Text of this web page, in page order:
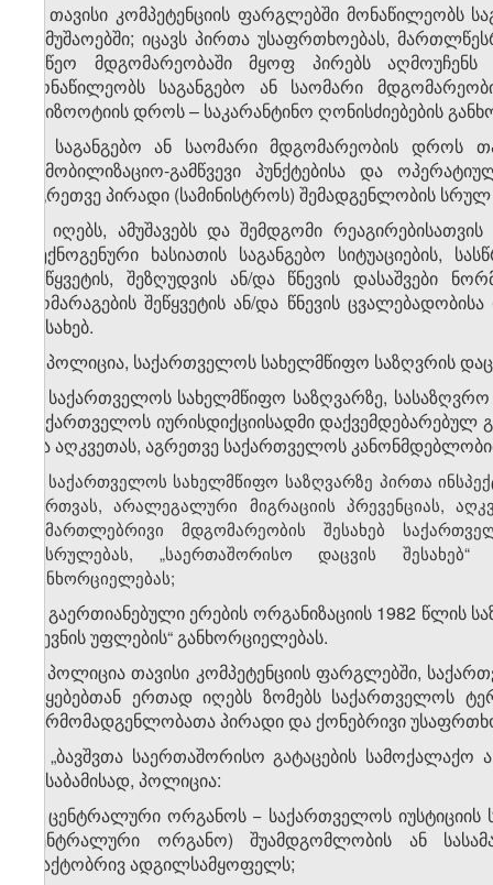
ა) თავისი კომპეტენციის ფარგლებში მონაწილეობს
სამუშაოებში; იცავს პირთა უსაფრთხოებას,
უმწეო მდგომარეობაში მყოფ პირებს
მონაწილეობს საგანგებო ან საომარი
ეპიზოოტიის დროს – საკარანტინო ღონისძიებების
ბ) საგანგებო ან საომარი მდგომარეობის დროს
სამობილიზაციო-გამწვევი პუნქტებისა და
აგრეთვე პირადი (სამინისტროს) შემადგენლობის
გ) იღებს, ამუშავებს და შემდგომი
ტექნოგენური ხასიათის საგანგებო სიტუაციების,
შეწყვეტის, შეზღუდვის ან/და წნევის დასაშვები
მომარაგების შეწყვეტის ან/და წნევის
შესახებ.
4. პოლიცია, საქართველოს სახელმწიფო საზღვრის
ა) საქართველოს სახელმწიფო საზღვარზე,
საქართველოს იურისდიქციისადმი დაქვემდებარებულ
და აღკვეთას, აგრეთვე საქართველოს
საქართველოს სახელმწიფო საზღვარზე პირთა
მართვას, არალეგალური მიგრაციის პრევენციას,
სამართლებრივი მდგომარეობის შესახებ
შესრულებას, „საერთაშორისო დაცვის
განხორციელებას;
გ) გაერთიანებული ერების ორგანიზაციის 1982
დევნის უფლების“ განხორციელებას.
5. პოლიცია თავისი კომპეტენციის ფარგლებში,
უწყებებთან ერთად იღებს ზომებს საქართველოს
წარმომადგენლობათა პირადი და ქონებრივი
6. „ბავშვთა საერთაშორისო გატაცების სამოქალაქო
შესაბამისად, პოლიცია:
ა) ცენტრალური ორგანოს − საქართველოს იუსტიციის
ცენტრალური ორგანო) შუამდგომლობის ან
ფაქტობრივ ადგილსამყოფელს;